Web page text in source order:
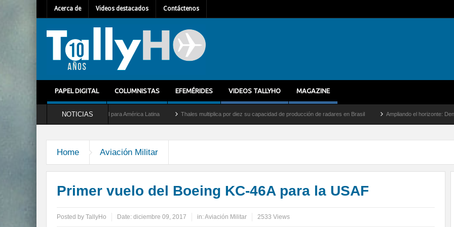
Acerca de Videos destacados Contáctenos
PAPEL DIGITAL COLUMNISTAS EFEMÉRIDES VIDEOS TALLYHO MAGAZINE
NOTICIAS
nuevo Director General para América Latina Thales multiplica por diez su capacidad de producción de radares en Brasil Ampliando el horizonte: Dentro del vuelo
Home Aviación Militar
Primer vuelo del Boeing KC-46A para la USAF
Posted by TallyHo Date: diciembre 09, 2017 in:Aviación Militar 2533 Views